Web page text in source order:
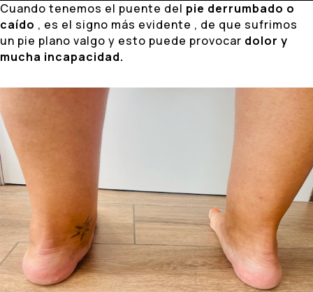
Cuando tenemos el puente del pie derrumbado o
caído , es el signo más evidente , de que sufrimos
un pie plano valgo y esto puede provocar dolor y
mucha incapacidad.